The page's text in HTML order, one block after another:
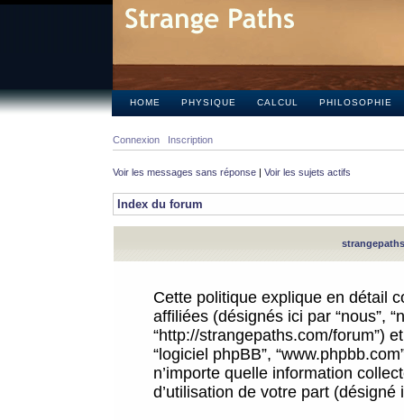
HOME PHYSIQUE CALCUL PHILOSOPHIE
Connexion Inscription
Voir les messages sans réponse | Voir les sujets actifs
Index du forum
Cette politique explique en détail
affiliées (désignés ici par “nous”,
“http://strangepaths.com/forum”)
“logiciel phpBB”,
n’importe quelle information
d’utilisation de votre part (désigné